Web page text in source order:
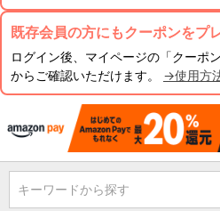
既存会員の方にもクーポンをプ
ログイン後、マイページの「クーポン
からご確認いただけます。 →使用方
キーワードから探す